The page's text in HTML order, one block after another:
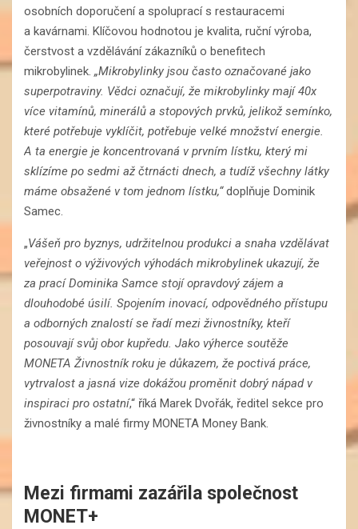
osobních doporučení a spoluprací s restauracemi
a kavárnami. Klíčovou hodnotou je kvalita, ruční výroba,
čerstvost a vzdělávání zákazníků o benefitech
mikrobylinek. „Mikrobylinky jsou často označované jako
superpotraviny. Vědci označují, že mikrobylinky mají 40x
více vitamínů, minerálů a stopových prvků, jelikož semínko,
které potřebuje vyklíčit, potřebuje velké množství energie.
A ta energie je koncentrovaná v prvním lístku, který mi
sklízíme po sedmi až čtrnácti dnech, a tudíž všechny látky
máme obsažené v tom jednom lístku,“doplňuje Dominik
Samec.
„Vášeň pro byznys, udržitelnou produkci a snaha vzdělávat
veřejnost o výživových výhodách mikrobylinek ukazují, že
za prací Dominika Samce stojí opravdový zájem a
dlouhodobé úsilí. Spojením inovací, odpovědného přístupu
a odborných znalostí se řadí mezi živnostníky, kteří
posouvají svůj obor kupředu. Jako výherce soutěže
MONETA Živnostník roku je důkazem, že poctivá práce,
vytrvalost a jasná vize dokážou proměnit dobrý nápad v
inspiraci pro ostatní,“ říká Marek Dvořák, ředitel sekce pro
živnostníky a malé firmy MONETA Money Bank.
Mezi firmami zazářila společnost
MONET+